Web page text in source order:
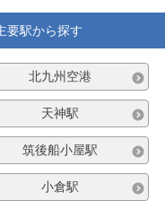
要駅から探す
北九州空港
天神駅
筑後船小屋駅
小倉駅